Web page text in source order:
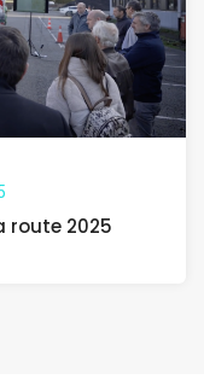
route 2025